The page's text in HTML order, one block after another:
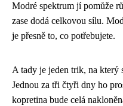
Modré spektrum jí pomůže
zase dodá celkovou sílu.
je přesně to, co potřebujete.
A tady je jeden trik, na který
Jednou za tři čtyři dny ho
kopretina bude celá